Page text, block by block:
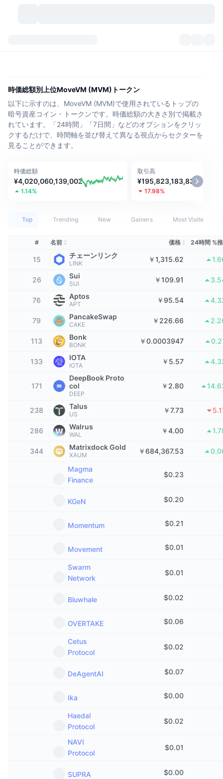
カテゴリー
過去のスナップショット
利回り
トレンド
上場予定
最近追加されたコイン
上昇率上位＆下落率上位
訪問数最多
コミュニティセンチメント
予測市場
トレンド
ファイナンス
NFT総合統計
今後の販売予定
市況概要
現物市場
ビットコイントレジャリー
インジケーター
恐怖と強欲指数・
アルトコインシーズンインデックス
市場サイクル指標
ビットコインのドミナンス
CoinMarketCap 20インデックス
CoinMarketCap 100インデックス
ETFフロー
暗号資産ETF
ビットコインETF
イーサリアムETF
シグナル New
人気急上昇
値上がり銘柄
トップトレーダー
取引所
中央集権型取引所
デリバティブ
デリバティブ
コミュニティ
トピック
API
エンタープライズ
料金
リソース
ドキュメンテーション
よくある質問
AIインテグレーション
CMCエージェントハブ
スキルマーケットプレイス
プロダクト
ニュースレター
CMC Launch
CMCラボ
CMC Max
トップニュース
Telegramボット
広告掲載について
サイトウィジェット
暗号資産用語集
エアドロップ
ICOカレンダー
時価総額別上位MoveVM (MVM)トークン
以下に示すのは、MoveVM (MVM)で使用されているトップの
暗号資産コイン・トークンです。時価総額の大きさ別で掲載さ
れています。「24時間」「7日間」などのオプションをクリッ
クするだけで、時間軸を並び替えて異なる視点からセクターを
見ることができます。
時価総額
¥4,020,060,139,002
1.14%
取引高
¥195,823,183,833
17.98%
Top Trending New Gainers Most Visited
# 名前 価格 24時間 %
15 チェーンリンク
LINK ￥1,315.62
26 Sui
SUI ￥109.91
76 Aptos
APT ￥95.54
79 PancakeSwap
CAKE ￥226.66
113 Bonk
BONK ￥0.0003947
133 IOTA
IOTA ￥5.57
171
DeepBook Proto
col
DEEP
￥2.80
238 Talus
US ￥7.73
286 Walrus
WAL ￥4.00
344 Matrixdock Gold
XAUM ￥684,367.53
Magma
Finance
$0.23
KGeN $0.20
Momentum $0.21
Movement $0.01
Swarm
Network
$0.01
Bluwhale $0.02
OVERTAKE $0.06
Cetus
Protocol
$0.02
DeAgentAI $0.07
Ika $0.00
Haedal
Protocol
$0.02
NAVI
Protocol
$0.01
SUPRA $0.00